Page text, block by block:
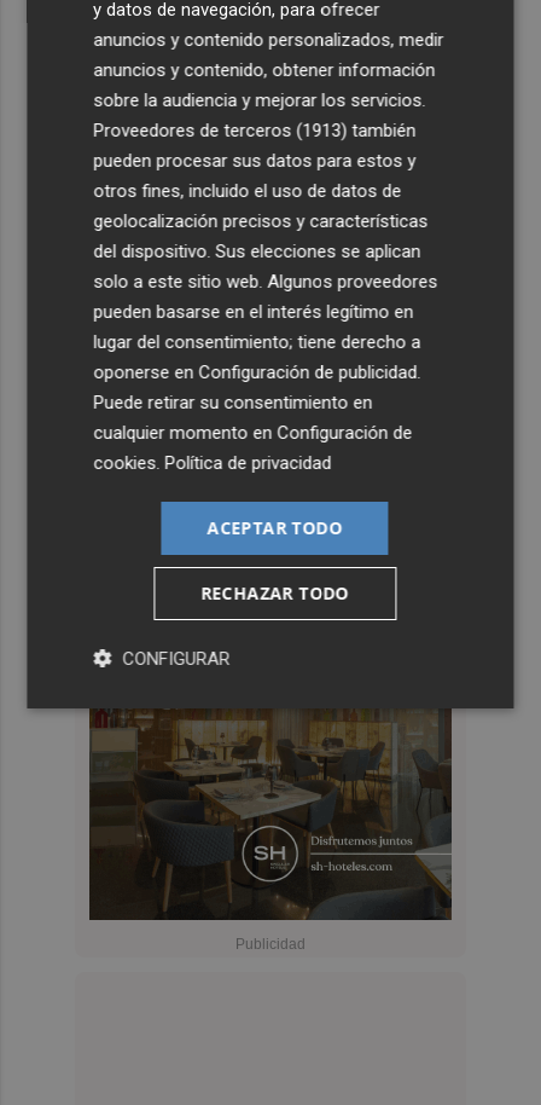
y datos de navegación, para ofrecer
anuncios y contenido personalizados, medir
anuncios y contenido, obtener información
sobre la audiencia y mejorar los servicios.
Proveedores de terceros (1913) también
pueden procesar sus datos para estos y
otros fines, incluido el uso de datos de
geolocalización precisos y características
del dispositivo. Sus elecciones se aplican
solo a este sitio web. Algunos proveedores
pueden basarse en el interés legítimo en
lugar del consentimiento; tiene derecho a
oponerse enConfiguración de publicidad
Puede retirar su consentimiento en
cualquier momento enConfiguración de
cookies .Política de privacidad
ACEPTAR TODO
RECHAZAR TODO
CONFIGURAR